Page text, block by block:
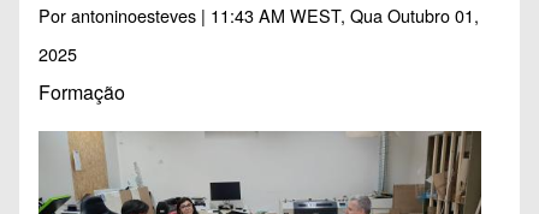
Porantoninoesteves | 11:43 AM WEST, Qua Outubro 01,
2025
Formação